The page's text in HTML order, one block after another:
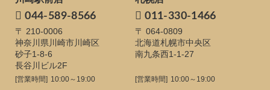
044-589-8566
〒 210-0006
神奈川県川崎市川崎区
砂子1-8-6
長谷川ビル2F
[営業時間] 10:00～19:00
011-330-1466
〒 064-0809
北海道札幌市中央区
南九条西1-1-27
[営業時間] 10:00～19:00